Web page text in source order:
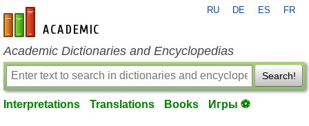
en-academic.com
RU DE ES FR
Academic Dictionaries and Encyclopedias
Search!
Interpretations Translations Books Игры ⚽